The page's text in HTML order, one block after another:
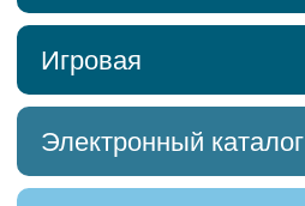
Игровая
Электронный каталог